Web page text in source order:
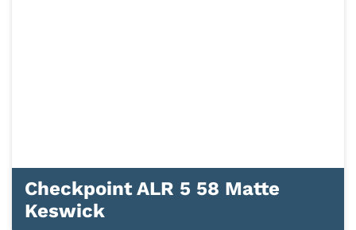
Checkpoint ALR 5 58 Matte
Keswick